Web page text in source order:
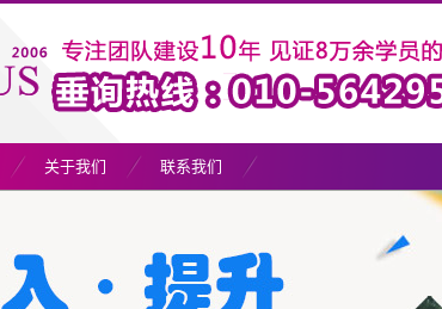
关于我们 联系我们